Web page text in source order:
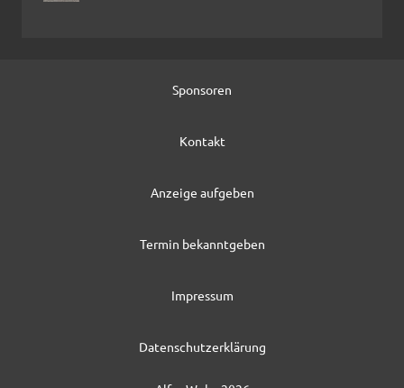
Sponsoren
Kontakt
Anzeige aufgeben
Termin bekanntgeben
Impressum
Datenschutzerklärung